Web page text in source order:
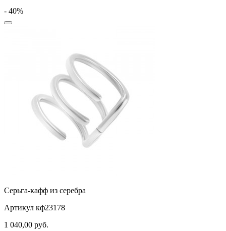
- 40%
Серьга-кафф из серебра
Артикул кф23178
1 040,00 руб.